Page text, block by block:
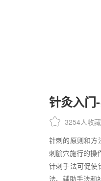
针灸入门
3254人收藏
针刺的原则和方
刺腧穴施行的操
针刺手法可促使
法、辅助手法和